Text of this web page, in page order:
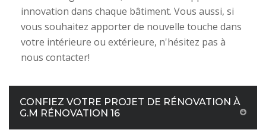
innovation dans chaque bâtiment. Vous aussi, si
vous souhaitez apporter de nouvelle touche dans
votre intérieure ou extérieure, n'hésitez pas à
nous contacter!
CONFIEZ VOTRE PROJET DE RÉNOVATION À
G.M RÉNOVATION 16